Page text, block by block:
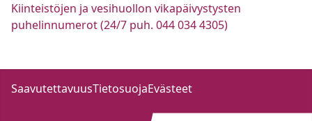
Kiinteistöjen ja vesihuollon vikapäivystysten
puhelinnumerot (24/7 puh. 044 034 4305)
SaavutettavuusTietosuojaEvästeet